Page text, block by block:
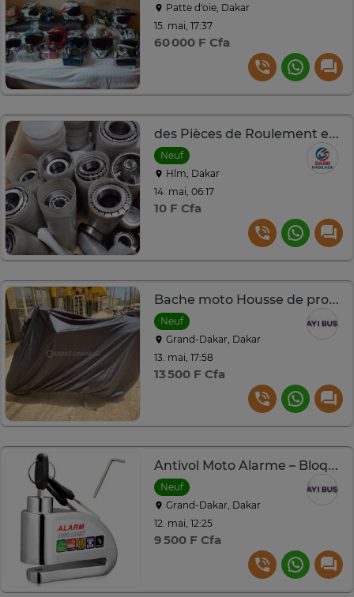
Patte d‘oie, Dakar
15. mai, 17:37
60 000 F Cfa
des Pièces de Roulement et Pneus
Neuf
Hlm, Dakar
14. mai, 06:17
10 F Cfa
Bache moto Housse de protection
Neuf
Grand-Dakar, Dakar
13. mai, 17:58
13 500 F Cfa
Antivol Moto Alarme – Bloque Disque
Neuf
Grand-Dakar, Dakar
12. mai, 12:25
9 500 F Cfa